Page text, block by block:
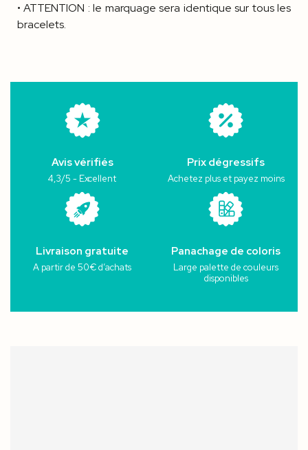
• ATTENTION : le marquage sera identique sur tous les
bracelets.
Avis vérifiés
4,3/5 - Excellent
Prix dégressifs
Achetez plus et payez moins
Livraison gratuite
A partir de 50€ d’achats
Panachage de coloris
Large palette de couleurs
disponibles